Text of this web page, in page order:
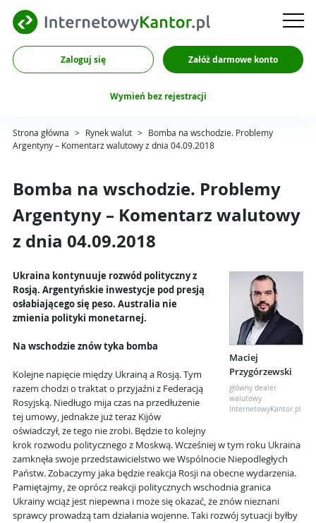
Zaloguj się Załóż darmowe konto
Wymień bez rejestracji
Strona główna > Rynek walut > Bomba na wschodzie. Problemy
Argentyny – Komentarz walutowy z dnia 04.09.2018
Bomba na wschodzie. Problemy
Argentyny – Komentarz walutowy
z dnia 04.09.2018
Maciej
Przygórzewski
główny dealer
walutowy
InternetowyKantor.pl
Ukraina kontynuuje rozwód polityczny z
Rosją. Argentyńskie inwestycje pod presją
osłabiającego się peso. Australia nie
zmienia polityki monetarnej.
Na wschodzie znów tyka bomba
Kolejne napięcie między Ukrainą a Rosją. Tym
razem chodzi o traktat o przyjaźni z Federacją
Rosyjską. Niedługo mija czas na przedłużenie
tej umowy, jednakże już teraz Kijów
oświadczył, że tego nie zrobi. Będzie to kolejny
krok rozwodu politycznego z Moskwą. Wcześniej w tym roku Ukraina
zamknęła swoje przedstawicielstwo we Wspólnocie Niepodległych
Państw. Zobaczymy jaka będzie reakcja Rosji na obecne wydarzenia.
Pamiętajmy, że oprócz reakcji politycznych wschodnia granica
Ukrainy wciąż jest niepewna i może się okazać, że znów nieznani
sprawcy prowadzą tam działania wojenne. Taki rozwój sytuacji byłby